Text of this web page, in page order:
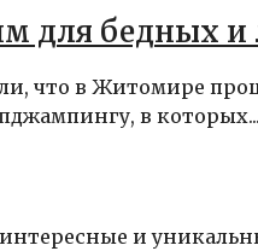
для бедных и
что в Житомире
в которых...
и